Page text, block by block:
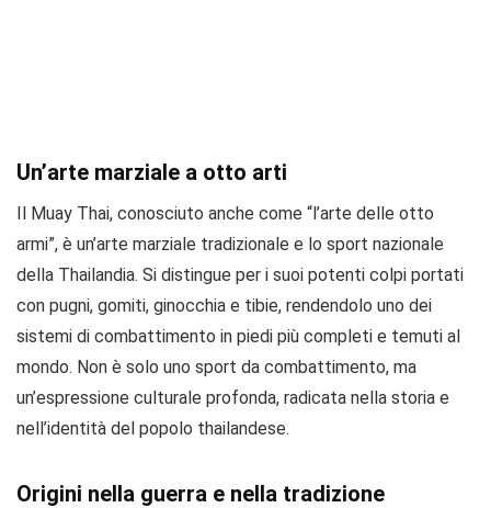
Un’arte marziale a otto arti
Il Muay Thai, conosciuto anche come “l’arte delle otto
armi”, è un’arte marziale tradizionale e lo sport nazionale
della Thailandia. Si distingue per i suoi potenti colpi portati
con pugni, gomiti, ginocchia e tibie, rendendolo uno dei
sistemi di combattimento in piedi più completi e temuti al
mondo. Non è solo uno sport da combattimento, ma
un’espressione culturale profonda, radicata nella storia e
nell’identità del popolo thailandese.
Origini nella guerra e nella tradizione